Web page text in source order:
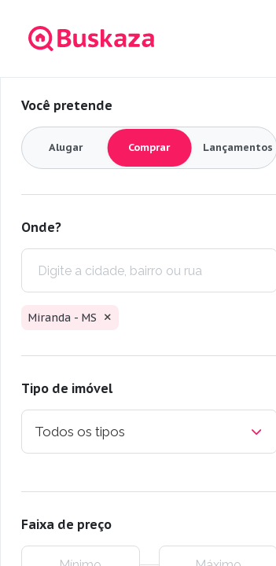
Você pretende
Alugar Comprar Lançamentos
Onde?
Miranda - MS
Tipo de imóvel
Todos os tipos
Faixa de preço